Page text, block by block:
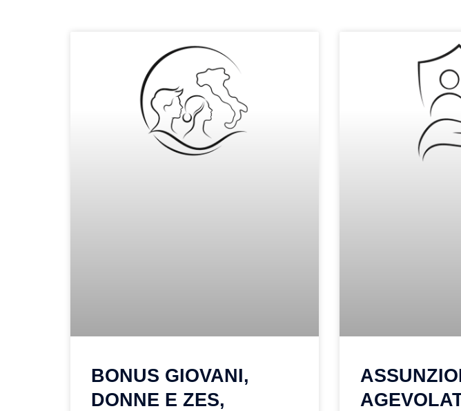
BONUS GIOVANI,
DONNE E ZES,